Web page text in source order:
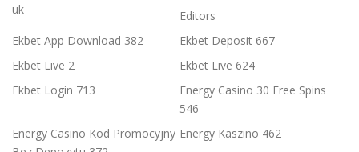
uk
Editors
Ekbet App Download 382
Ekbet Deposit 667
Ekbet Live 2
Ekbet Live 624
Ekbet Login 713
Energy Casino 30 Free Spins
546
Energy Casino Kod Promocyjny Energy Kaszino 462